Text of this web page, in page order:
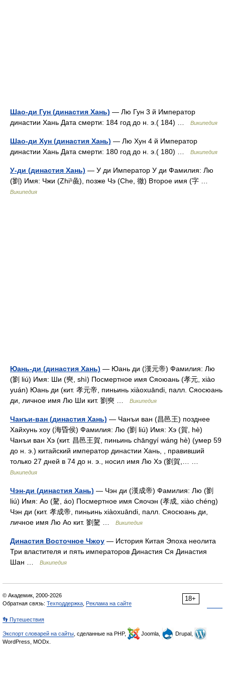
Шао-ди Гун (династия Хань) — Лю Гун 3 й Император
династии Хань Дата смерти: 184 год до н. э.( 184) …
Википедия
Шао-ди Хун (династия Хань) — Лю Хун 4 й Император
династии Хань Дата смерти: 180 год до н. э.( 180) …
Википедия
У-ди (династия Хань) — У ди Император У ди Фамилия: Лю
(劉) Имя: Чжи (Zhi¹彘), позже Чэ (Che, 徹) Второе имя (字 …
Википедия
Юань-ди (династия Хань) — Юань ди (漢元帝) Фамилия: Лю
(劉 liú) Имя: Ши (奭, shì) Посмертное имя Сяоюань (孝元, xiào
yuán) Юань ди (кит. 孝元帝, пиньинь xiàoxuāndi, палл. Сяосюань
ди, личное имя Лю Ши кит. 劉奭 …
Википедия
Чанъи-ван (династия Хань) — Чанъи ван (昌邑王) позднее
Хайхунь хоу (海昏侯) Фамилия: Лю (劉 liú) Имя: Хэ (賀, hè)
Чанъи ван Хэ (кит. 昌邑王賀, пиньинь chāngyí wáng hè) (умер 59
до н. э.) китайский император династии Хань, , правивший
только 27 дней в 74 до н. э., носил имя Лю Хэ (劉賀,… …
Википедия
Чэн-ди (династия Хань) — Чэн ди (漢成帝) Фамилия: Лю (劉
liú) Имя: Ао (驁, áo) Посмертное имя Сяочэн (孝成, xiào chéng)
Чэн ди (кит. 孝成帝, пиньинь xiàoxuāndi, палл. Сяосюань ди,
личное имя Лю Ао кит. 劉驁 …
Википедия
Династия Восточное Чжоу — История Китая Эпоха неолита
Три властителя и пять императоров Династия Ся Династия
Шан …
Википедия
18+
© Академик, 2000-2026
Обратная связь: Техподдержка Реклама на сайте
👣 Путешествия
Экспорт словарей на сайты , сделанные на PHP, Joomla,
Drupal,
WordPress, MODx.